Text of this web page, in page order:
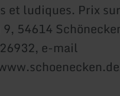
ludiques. Prix
54614
e-mail